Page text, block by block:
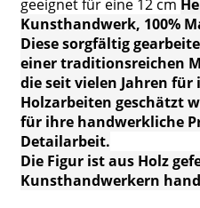
geeignet für eine 12 cm
Kunsthandwerk, 100%
Diese sorgfältig
einer traditionsreichen
die seit vielen Jahren
Holzarbeiten geschätzt
für ihre handwerkliche
Detailarbeit.
Die Figur ist aus Holz
Kunsthandwerkern